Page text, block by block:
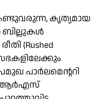
കൃത്യമായ
ബില്ലുകള്‍
(Rushed
പാര്‍ലമെന്ററി